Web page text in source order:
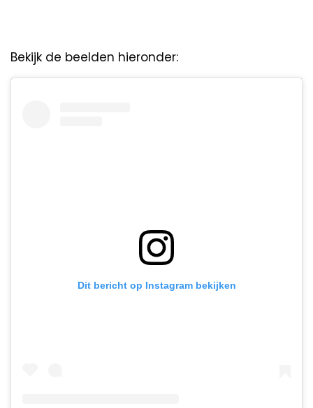
Bekijk de beelden hieronder:
Dit bericht op Instagram bekijken